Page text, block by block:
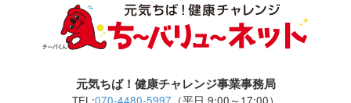
元気ちば！健康チャレンジ事業事務局